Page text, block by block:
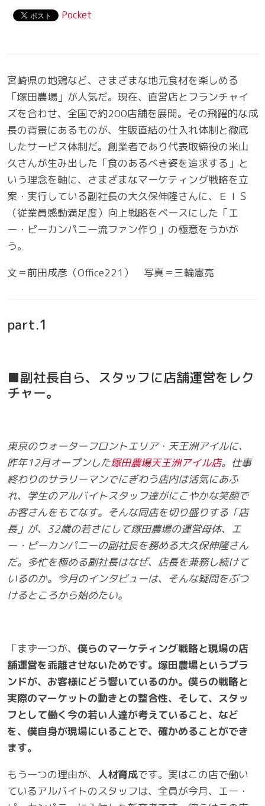
Pocket
宮崎県の地鶏など、さまざまな地元食材を楽しめる
「塚田農場」が人気だ。現在、直営店とフランチャイ
ズを合わせ、全国で約200店舗を展開。その飛躍的な成
長の背景にあるものが、生販直結の仕入れ体制と徹底
したサービス体制だ。創業者であり代表取締役の米山
久さんが生み出した「食のあるべき姿を追求する」と
いう理念を軸に、さまざまなマーケティング戦略を立
案・実行している副社長の大久保伸隆さんに、ＥＩＳ
（従業員感動満足度）向上戦略をベースにした「エ
ー・ピーカンパニー流ファン作り」の極意をうかが
う。
文＝前田成彦（Office221） 写真＝三輪憲亮
part.1
■副社長自ら、スタッフに店舗運営をレク
チャー。
東京のウォーターフロントエリア・天王洲アイルに、
昨年12月オープンした塚田農場天王洲アイル店。仕事
終わりのサラリーマンでにぎわう店内は活気にあふ
れ、学生のアルバイトスタッフ達がにこやかな笑顔で
お客さんをもてなす。そんな同店を切り盛りする「店
長」が、32歳の若さにして塚田農場の運営母体、エ
ー・ピーカンパニーの副社長を務める大久保伸隆さん
だ。多忙を極める副社長はなぜ、店長を兼務し続けて
いるのか。今月のインタビューは、そんな疑問をぶつ
けるところから始めたい。
「まず一つが、 僕らのマーケティング戦略と現場の店
舗運営を乖離させないためです。塚田農場というブラ
ンドが、お客様にどう響いているのか。僕らの戦略と
実際のマーケットの動きとの整合性、そして、スタッ
フとして働く今の若い人達が考えていること、など
を、僕自身が現場にいることで、確かめることができ
ます。
もう一つの理由が、 人材育成です。実はこの店で働い
ているアルバイトのスタッフは、全員が今月、エー・